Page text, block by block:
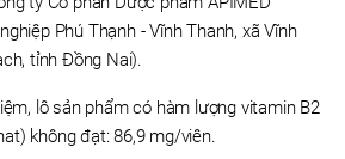
Phú Thạnh - Vĩnh Thanh, xã Vĩnh
tỉnh Đồng Nai).
lô sản phẩm có hàm lượng vitamin B2
không đạt: 86,9 mg/viên.